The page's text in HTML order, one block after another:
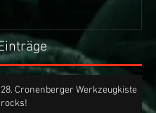
28. Cronenberger Werkzeugkiste
rocks!